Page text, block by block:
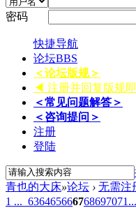
密码
快捷导航
论坛BBS
＜论坛版规＞
◀ 注册并回复版规
＜常见问题解答＞
＜咨询提问＞
注册
登陆
青也的大床»论坛 › 无需注
1 ... 636465666768697071